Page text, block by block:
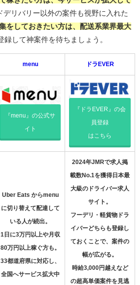
デリバリー以外の案件も視野に入れた
をしておきたい方は、配送系業界最大
録して神案件を待ちましょう。
menu ドラEVER
『menu』の公式サ
イト
『ドラEVER』の会
員登録
はこちら
Uber Eats からmenu
に切り替えて配達して
いる人が続出。
1日に3万円以上や月収
80万円以上稼ぐ方も。
33都道府県に対応し、
全国へサービス拡大中
2024年JMRで求人掲
載数No.1を獲得日本最
大級のドライバー求人
サイト。
フーデリ・軽貨物ドラ
イバーどちらも登録し
ておくことで、案件の
幅が広がる。
時給3,000円越えなど
の超高単価案件を見逃